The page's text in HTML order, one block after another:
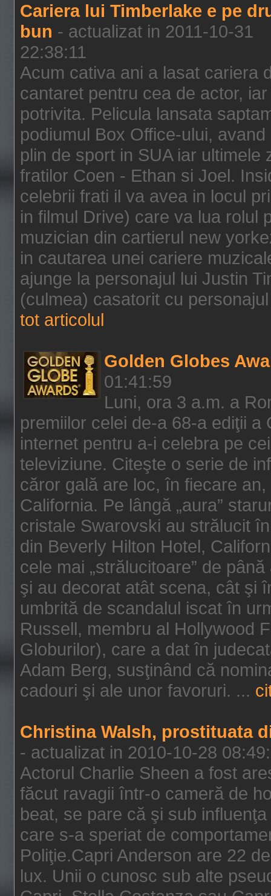
Cariera lui Timberlake e pe
bun - actualizat in 2011-10-31
22:38:11
Acum cativa ani a lasat cariera
cantaret pentru cea de actor,
potrivita. Pelicula lansata
podiumul Box Office-ului,
plin de sport in SUA iar
fratilor Coen - Ethan si Joel.
celebrii frati il va avea in locul
in filmul Drive) care va lua rolul
muzician din cartierul new
in cautarea unei cariere
ajunge la personajul lui Justin
(culmea) casatorit cu
tot articolul
Golden Globes
01:41:59
Luni, ora 3 a.m. a
premiilor celei de-a 68-a ediţii
internet pentru a-i celebra pe
televiziune. Citeşte o serie de
căror gală are loc, în fiecare
California. Pe lângă „aura”
cristale Swarovski au strălucit
din Beverly Hilton Hotel,
cele mai „strălucitoare” de
şi au decorat atât scena, cât şi
umbrită de scandalul iscat în
Russell, membru al Hollywood
Globurilor), care a dat în
Adam Berg, susţinând că
cadouri şi ale unor favoruri. ...
Christina Walsh, prostituata
- actualizat in 2010-10-28
Actorul Charlie Sheen a fost
făcut ravagii într-o cameră de
beat, se pare că şi sub
care s-a speriat de
Poliţie.Capri Anderson are 22
lux. Unii o cunosc sub alte